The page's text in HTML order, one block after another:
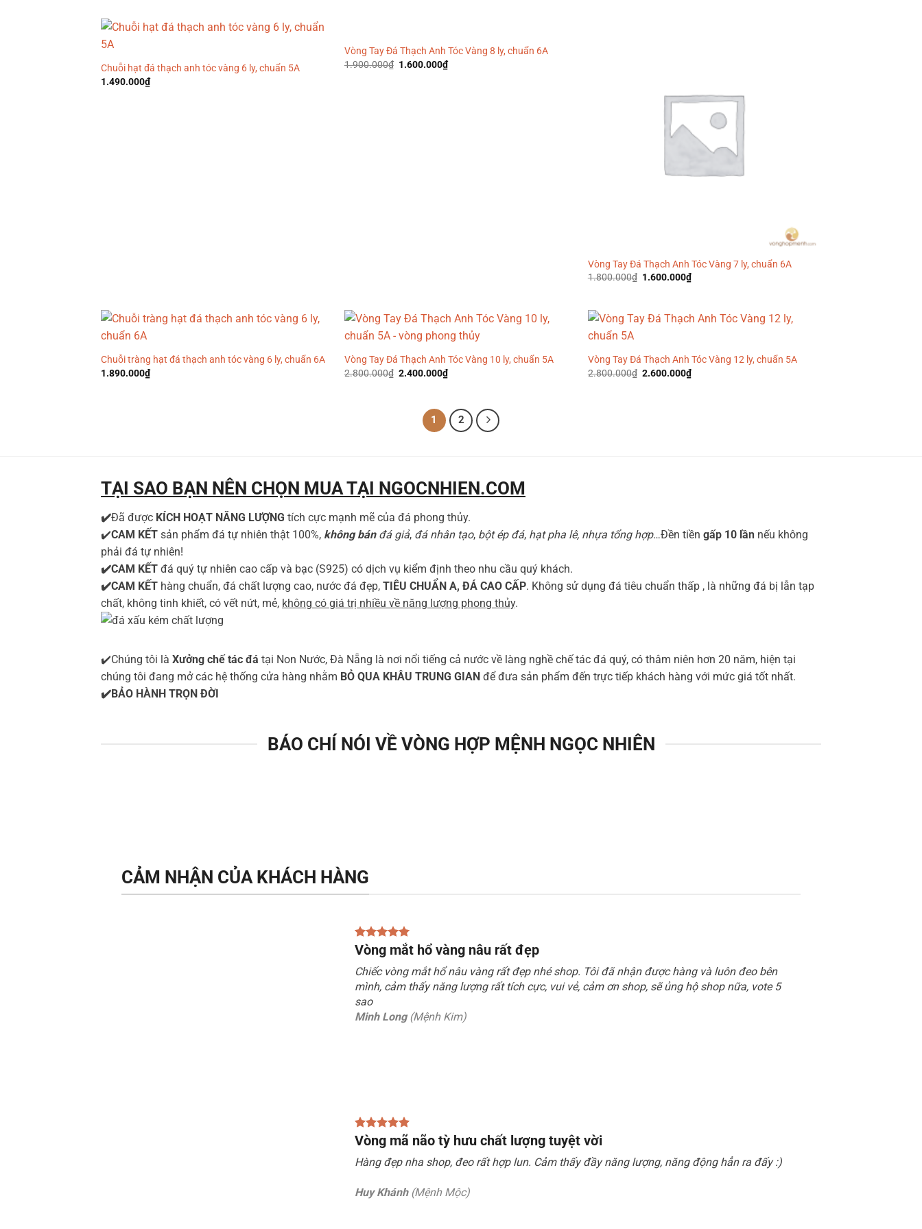
Chuỗi hạt đá thạch anh tóc vàng 6 ly, chuẩn 5A
1.490.000₫
Vòng Tay Đá Thạch Anh Tóc Vàng 8 ly, chuẩn 6A
1.900.000₫ Giá
1.600.000₫Giá
hiện
Vòng Tay Đá Thạch Anh Tóc Vàng 7 ly, chuẩn 6A
1.800.000₫ Giá
1.600.000₫Giá
hiện
1.600.000₫.
Chuỗi tràng hạt đá thạch anh tóc vàng 6 ly, chuẩn 6A
1.890.000₫
Vòng Tay Đá Thạch Anh Tóc Vàng 10 ly, chuẩn 5A
2.800.000₫ Giá
2.400.000₫Giá
hiện
2.400.000₫.
Vòng Tay Đá Thạch Anh Tóc Vàng 12 ly, chuẩn 5A
2.800.000₫ Giá
2.600.000₫Giá
hiện
1 2
TẠI SAO BẠN NÊN CHỌN MUA TẠI NGOCNHIEN.COM
✔️Đã được KÍCH HOẠT NĂNG LƯỢNG tích cực mạnh mẽ của đá phong thủy.
✔️CAM KẾT sản phẩm đá tự nhiên thật 100%, không bán đá giả, đá nhân tạo, bột ép đá, hạt pha lê, nhựa tổng hợp…Đền tiền gấp 10 lần nếu không
phải đá tự nhiên!
✔️CAM KẾT đá quý tự nhiên cao cấp và bạc (S925) có dịch vụ kiểm định theo nhu cầu quý khách.
✔️CAM KẾT hàng chuẩn, đá chất lượng cao, nước đá đẹp, TIÊU CHUẨN A, ĐÁ CAO CẤP. Không sử dụng đá tiêu chuẩn thấp , là những đá bị lẫn tạp
chất, không tinh khiết, có vết nứt, mẻ, không có giá trị nhiều về năng lượng phong thủy.
✔️Chúng tôi là Xưởng chế tác đá tại Non Nước, Đà Nẵng là nơi nổi tiếng cả nước về làng nghề chế tác đá quý, có thâm niên hơn 20 năm, hiện tại
chúng tôi đang mở các hệ thống cửa hàng nhằm BỎ QUA KHÂU TRUNG GIAN để đưa sản phẩm đến trực tiếp khách hàng với mức giá tốt nhất.
✔️BẢO HÀNH TRỌN ĐỜI
BÁO CHÍ NÓI VỀ VÒNG HỢP MỆNH NGỌC NHIÊN
CẢM NHẬN CỦA KHÁCH HÀNG
Vòng mắt hổ vàng nâu rất đẹp
Chiếc vòng mắt hổ nâu vàng rất đẹp nhé shop. Tôi đã nhận được hàng và luôn đeo bên
mình, cảm thấy năng lượng rất tích cực, vui vẻ, cảm ơn shop, sẽ ủng hộ shop nữa, vote 5
sao
Minh Long (Mệnh Kim)
Vòng mã não tỳ hưu chất lượng tuyệt vời
Hàng đẹp nha shop, đeo rất hợp lun. Cảm thấy đầy năng lượng, năng động hẳn ra đấy :)
Huy Khánh(Mệnh Mộc)